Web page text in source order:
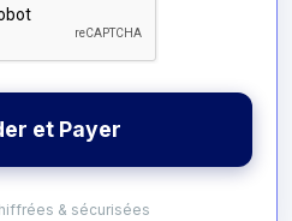
et Payer
& sécurisées